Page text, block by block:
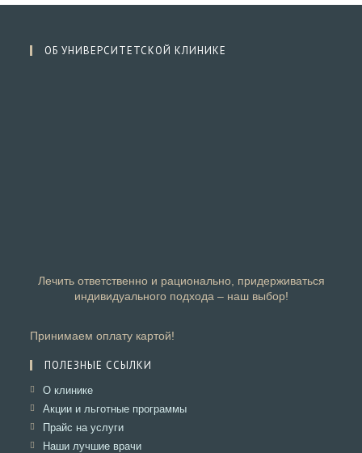
ОБ УНИВЕРСИТЕТСКОЙ КЛИНИКЕ
Лечить ответственно и рационально, придерживаться
индивидуального подхода – наш выбор!
Принимаем оплату картой!
ПОЛЕЗНЫЕ ССЫЛКИ
О клиникеОткроется
в
вкладке
Акции и льготные программыОткроется
Прайс на услугиОткроется
в
Наши лучшие врачиОткроется